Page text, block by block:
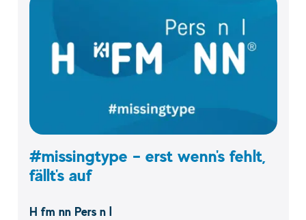
#missingtype – erst wenn's fehlt,
fällt's auf
H fm nn Pers n l